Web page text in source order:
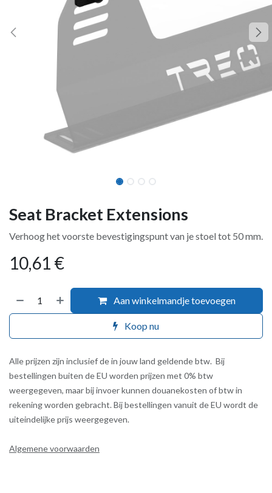
Seat Bracket Extensions
Verhoog het voorste bevestigingspunt van je stoel tot 50 mm.
10,61 €
Aan winkelmandje toevoegen
Koop nu
Alle prijzen zijn inclusief de in jouw land geldende btw. Bij
bestellingen buiten de EU worden prijzen met 0% btw
weergegeven, maar bij invoer kunnen douanekosten of btw in
rekening worden gebracht. Bij bestellingen vanuit de EU wordt de
uiteindelijke prijs weergegeven.
Algemene voorwaarden